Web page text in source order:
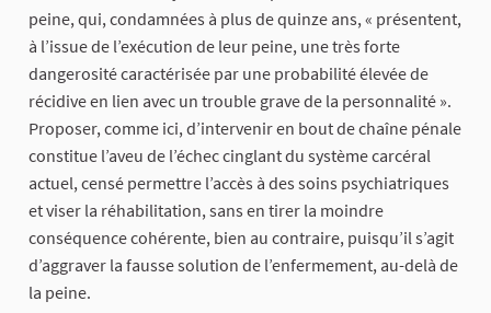
peine, qui, condamnées à plus de quinze ans, « présentent,
à l’issue de l’exécution de leur peine, une très forte
dangerosité caractérisée par une probabilité élevée de
récidive en lien avec un trouble grave de la personnalité ».
Proposer, comme ici, d’intervenir en bout de chaîne pénale
constitue l’aveu de l’échec cinglant du système carcéral
actuel, censé permettre l’accès à des soins psychiatriques
et viser la réhabilitation, sans en tirer la moindre
conséquence cohérente, bien au contraire, puisqu’il s’agit
d’aggraver la fausse solution de l’enfermement, au-delà de
la peine.